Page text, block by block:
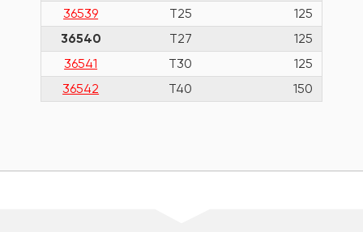
36539
T25
125
36540
T27
125
36541
T30
125
36542
T40 150